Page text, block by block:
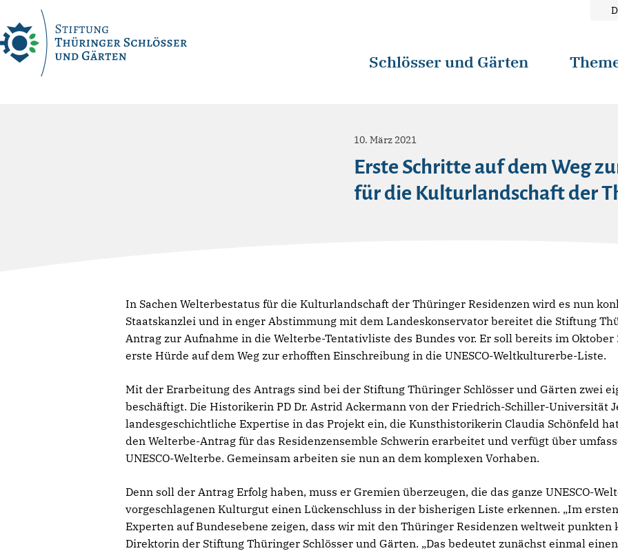
content
Schlösser und Gärten
10. März 2021
Erste Schritte auf dem Weg
für die Kulturlandschaft der
In Sachen Welterbestatus für die Kulturlandschaft der Thüringer Residenzen wird es nun
Staatskanzlei und in enger Abstimmung mit dem Landeskonservator bereitet die Stiftung
Antrag zur Aufnahme in die Welterbe-Tentativliste des Bundes vor. Er soll bereits im
erste Hürde auf dem Weg zur erhofften Einschreibung in die UNESCO-Weltkulturerbe-Liste.
Mit der Erarbeitung des Antrags sind bei der Stiftung Thüringer Schlösser und Gärten zwei
beschäftigt. Die Historikerin PD Dr. Astrid Ackermann von der Friedrich-Schiller-Universität
landesgeschichtliche Expertise in das Projekt ein, die Kunsthistorikerin Claudia Schönfeld
den Welterbe-Antrag für das Residenzensemble Schwerin erarbeitet und verfügt über
UNESCO-Welterbe. Gemeinsam arbeiten sie nun an dem komplexen Vorhaben.
Denn soll der Antrag Erfolg haben, muss er Gremien überzeugen, die das ganze UNESCO-
vorgeschlagenen Kulturgut einen Lückenschluss in der bisherigen Liste erkennen. „Im
Experten auf Bundesebene zeigen, dass wir mit den Thüringer Residenzen weltweit punkten
Direktorin der Stiftung Thüringer Schlösser und Gärten. „Das bedeutet zunächst einmal